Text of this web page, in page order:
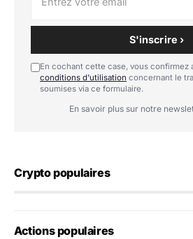
S'inscrire ›
En cochant cette case, vous confirmez
conditions d'utilisation concernant le
soumises via ce formulaire.
En savoir plus sur notre
Crypto populaires
Actions populaires